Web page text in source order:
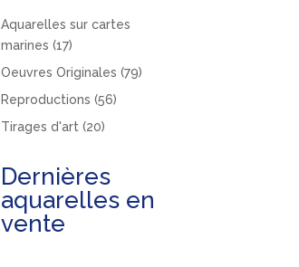
Aquarelles sur cartes
marines 1717
produits
Oeuvres Originales 7979
Reproductions 5656
Tirages d'art 2020
Dernières
aquarelles en
vente